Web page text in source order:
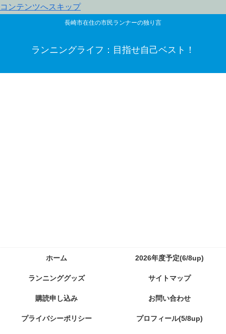
コンテンツへスキップ
長崎市在住の市民ランナーの独り言
ランニングライフ：目指せ自己ベスト！
ホーム 2026年度予定(6/8up)
ランニンググッズ サイトマップ
購読申し込み お問い合わせ
プライバシーポリシー プロフィール(5/8up)